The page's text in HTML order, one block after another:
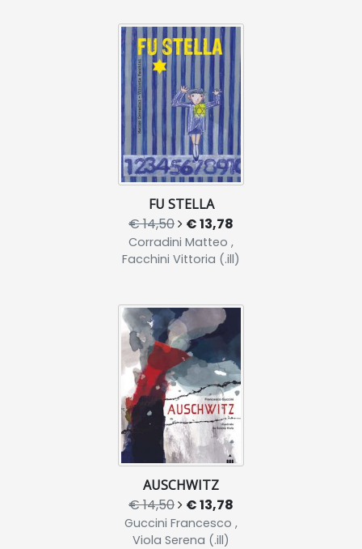
FU STELLA
€ 14,50 € 13,78
Corradini Matteo ,
Facchini Vittoria (.ill)
AUSCHWITZ
€ 14,50 € 13,78
Guccini Francesco ,
Viola Serena (.ill)